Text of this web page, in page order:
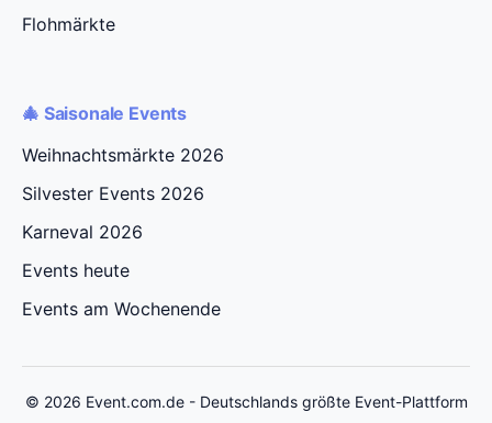
Flohmärkte
🎄 Saisonale Events
Weihnachtsmärkte 2026
Silvester Events 2026
Karneval 2026
Events heute
Events am Wochenende
© 2026 Event.com.de - Deutschlands größte Event-Plattform